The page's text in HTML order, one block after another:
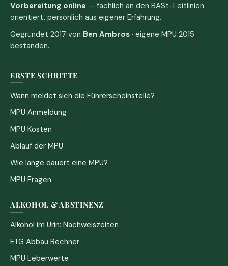
Vorbereitung online — fachlich an den BASt-Leitlinien
orientiert, persönlich aus eigener Erfahrung.
Gegründet 2017 von Ben Ambros · eigene MPU 2015
bestanden.
ERSTE SCHRITTE
Wann meldet sich die Führerscheinstelle?
MPU Anmeldung
MPU Kosten
Ablauf der MPU
Wie lange dauert eine MPU?
MPU Fragen
ALKOHOL & ABSTINENZ
Alkohol im Urin: Nachweiszeiten
ETG Abbau Rechner
MPU Leberwerte